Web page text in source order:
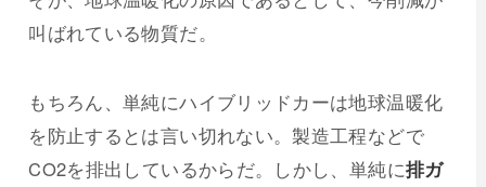
叫ばれている物質だ。
もちろん、単純にハイブリッドカーは地球温暖化
を防止するとは言い切れない。製造工程などで
CO2を排出しているからだ。しかし、単純に排ガ